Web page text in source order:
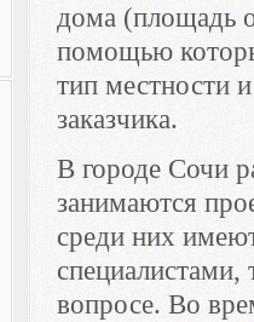
дома (площадь
помощью
тип местности
заказчика.
В городе Сочи
занимаются
среди них
вопросе. Во